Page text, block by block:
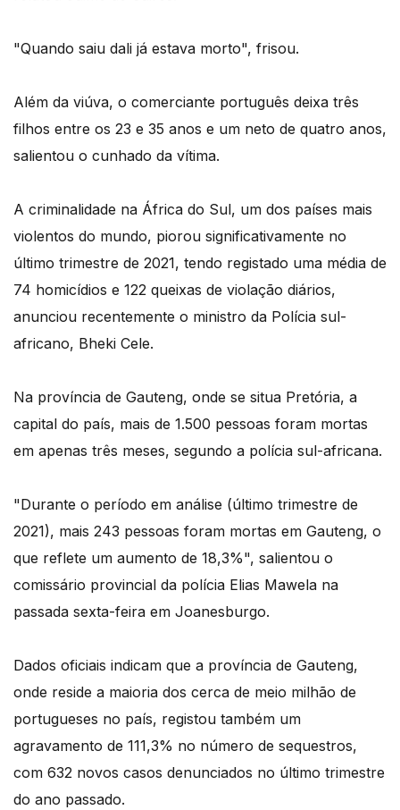
"Quando saiu dali já estava morto", frisou.
Além da viúva, o comerciante português deixa três
filhos entre os 23 e 35 anos e um neto de quatro anos,
salientou o cunhado da vítima.
A criminalidade na África do Sul, um dos países mais
violentos do mundo, piorou significativamente no
último trimestre de 2021, tendo registado uma média de
74 homicídios e 122 queixas de violação diários,
anunciou recentemente o ministro da Polícia sul-
africano, Bheki Cele.
Na província de Gauteng, onde se situa Pretória, a
capital do país, mais de 1.500 pessoas foram mortas
em apenas três meses, segundo a polícia sul-africana.
"Durante o período em análise (último trimestre de
2021), mais 243 pessoas foram mortas em Gauteng, o
que reflete um aumento de 18,3%", salientou o
comissário provincial da polícia Elias Mawela na
passada sexta-feira em Joanesburgo.
Dados oficiais indicam que a província de Gauteng,
onde reside a maioria dos cerca de meio milhão de
portugueses no país, registou também um
agravamento de 111,3% no número de sequestros,
com 632 novos casos denunciados no último trimestre
do ano passado.